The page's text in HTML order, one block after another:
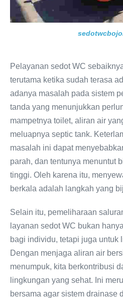
Pelayanan sedot WC
terutama ketika sudah terasa
adanya masalah pada sistem
tanda yang menunjukkan
mampetnya toilet, aliran air
meluapnya septic tank.
masalah ini dapat
parah, dan tentunya menuntut
tinggi. Oleh karena itu,
berkala adalah langkah yang
Selain itu, pemeliharaan
layanan sedot WC bukan
bagi individu, tetapi juga untuk
Dengan menjaga aliran air
menumpuk, kita berkontribusi
lingkungan yang sehat. Ini
bersama agar sistem drainase